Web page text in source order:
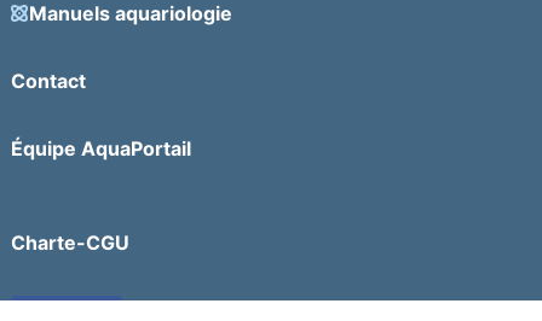
Manuels aquariologie
Contact
Équipe AquaPortail
Charte-CGU